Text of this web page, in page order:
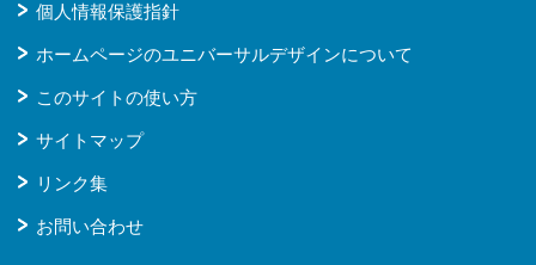
個人情報保護指針
ホームページのユニバーサルデザインについて
このサイトの使い方
サイトマップ
リンク集
お問い合わせ